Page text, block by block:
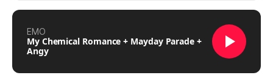
EMO
My Chemical Romance + Mayday Parade +
Angy